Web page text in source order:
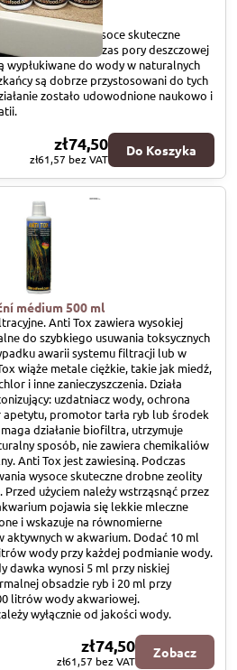
500 ml
cenne i wysoce skuteczne
garbniki). Podczas pory deszczowej
wypłukiwane do wody w naturalnych
są dobrze przystosowani do tych
zostało udowodnione naukowo i
zł74,50
zł61,57 bez VAT
Do Koszyka
médium 500 ml
Anti Tox zawiera wysokiej
do szybkiego usuwania toksycznych
awarii systemu filtracji lub w
wiąże metale ciężkie, takie jak miedź,
i inne zanieczyszczenia. Działa
uzdatniacz wody, ochrona
promotor tarła ryb lub środek
działanie biofiltra, utrzymuje
sposób, nie zawiera chemikaliów
Anti Tox jest zawiesiną. Podczas
wysoce skuteczne drobne zeolity
użyciem należy wstrząsnąć przez
pojawia się lekkie mleczne
i wskazuje na równomierne
aktywnych w akwarium. Dodać 10 ml
wody przy każdej podmianie wody.
dawka wynosi 5 ml przy niskiej
obsadzie ryb i 20 ml przy
litrów wody akwariowej.
wyłącznie od jakości wody.
zł74,50
zł61,57 bez VAT
Zobacz